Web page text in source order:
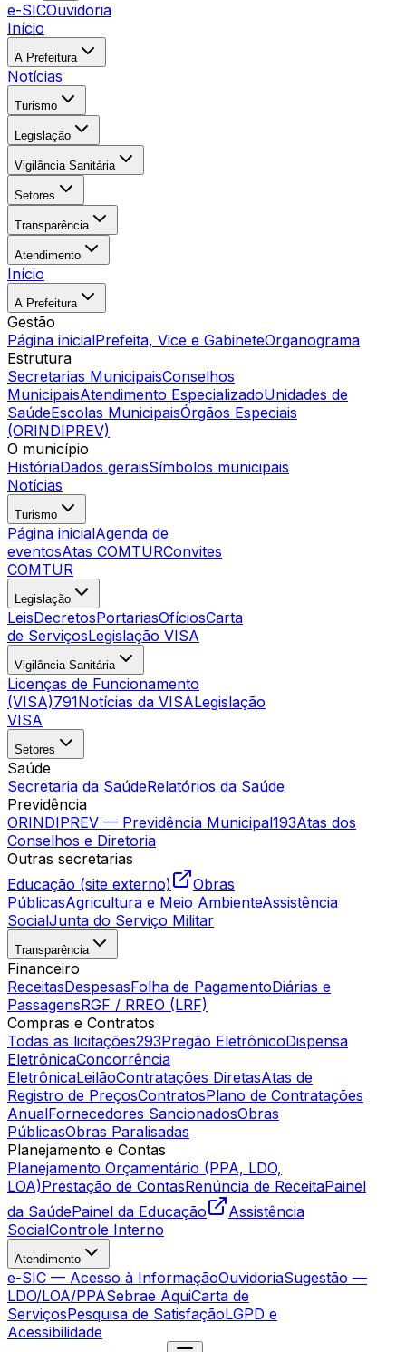
e-SICOuvidoria
Início
A Prefeitura
Notícias
Turismo
Legislação
Vigilância Sanitária
Setores
Transparência
Atendimento
Início
A Prefeitura
Gestão
Página inicialPrefeita, Vice e GabineteOrganograma
Estrutura
Secretarias MunicipaisConselhos
MunicipaisAtendimento EspecializadoUnidades de
SaúdeEscolas MunicipaisÓrgãos Especiais
(ORINDIPREV)
O município
HistóriaDados geraisSímbolos municipais
Notícias
Turismo
Página inicialAgenda de
eventosAtas COMTURConvites
COMTUR
Legislação
LeisDecretosPortariasOfíciosCarta
de ServiçosLegislação VISA
Vigilância Sanitária
Licenças de Funcionamento
(VISA)791Notícias da VISALegislação
VISA
Setores
Saúde
Secretaria da SaúdeRelatórios da Saúde
Previdência
ORINDIPREV — Previdência Municipal193Atas dos
Conselhos e Diretoria
Outras secretarias
Educação (site externo)
Obras
PúblicasAgricultura e Meio AmbienteAssistência
SocialJunta do Serviço Militar
Transparência
Financeiro
ReceitasDespesasFolha de PagamentoDiárias e
PassagensRGF / RREO (LRF)
Compras e Contratos
Todas as licitações293Pregão EletrônicoDispensa
EletrônicaConcorrência
EletrônicaLeilãoContratações DiretasAtas de
Registro de PreçosContratosPlano de Contratações
AnualFornecedores SancionadosObras
PúblicasObras Paralisadas
Planejamento e Contas
Planejamento Orçamentário (PPA, LDO,
LOA)Prestação de ContasRenúncia de ReceitaPainel
da SaúdePainel da Educação
Assistência
SocialControle Interno
Atendimento
e-SIC — Acesso à InformaçãoOuvidoriaSugestão —
LDO/LOA/PPASebrae AquiCarta de
ServiçosPesquisa de SatisfaçãoLGPD e
Acessibilidade